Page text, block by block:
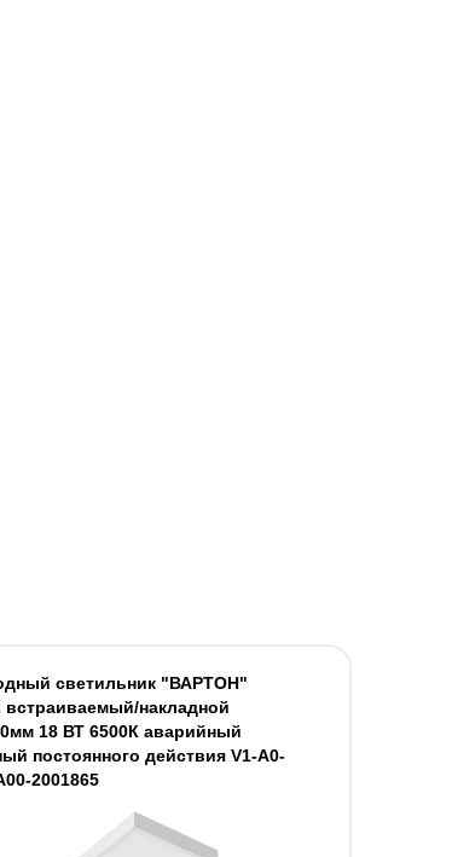
светильник "ВАРТОН"
накладной
18 ВТ 6500К аварийный
постоянного действия V1-A0-
2001865